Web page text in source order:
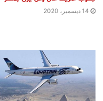
14 ديسمبر، 2020